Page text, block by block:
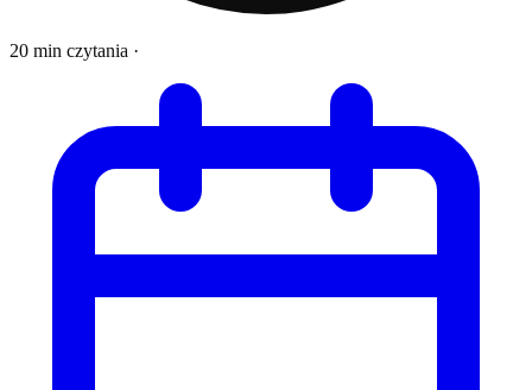
20 min czytania ·